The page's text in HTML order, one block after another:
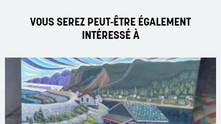
VOUS SEREZ PEUT-ÊTRE ÉGALEMENT
INTÉRESSÉ À